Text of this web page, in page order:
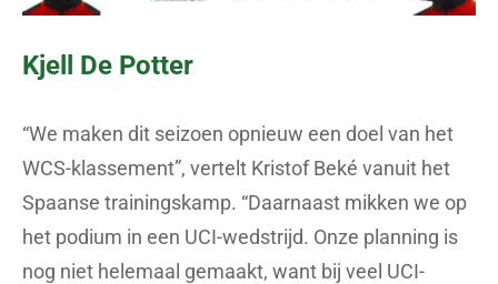
Kjell De Potter
“We maken dit seizoen opnieuw een doel van het
WCS-klassement”, vertelt Kristof Beké vanuit het
Spaanse trainingskamp. “Daarnaast mikken we op
het podium in een UCI-wedstrijd. Onze planning is
nog niet helemaal gemaakt, want bij veel UCI-